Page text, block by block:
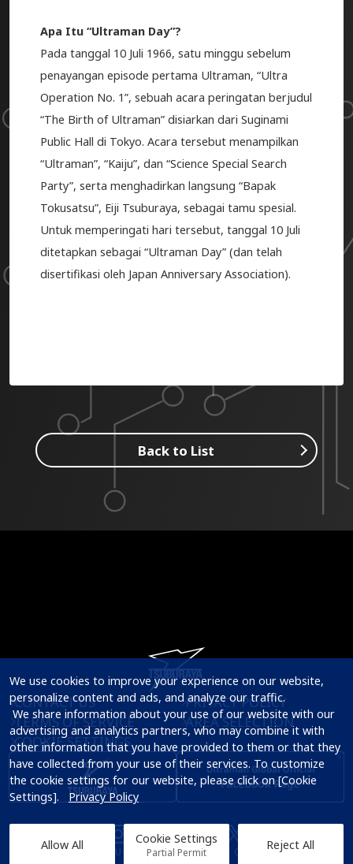
Apa Itu “Ultraman Day”?
Pada tanggal 10 Juli 1966, satu minggu sebelum
penayangan episode pertama Ultraman, “Ultra
Operation No. 1”, sebuah acara peringatan berjudul
“The Birth of Ultraman” disiarkan dari Suginami
Public Hall di Tokyo. Acara tersebut menampilkan
“Ultraman”, “Kaiju”, dan “Science Special Search
Party”, serta menghadirkan langsung “Bapak
Tokusatsu”, Eiji Tsuburaya, sebagai tamu spesial.
Untuk memperingati hari tersebut, tanggal 10 Juli
ditetapkan sebagai “Ultraman Day” (dan telah
disertifikasi oleh Japan Anniversary Association).
Back to List
CONTACT US
PRIVACY POLICY
TERMS OF SERVICE
AREA SELECTION
COOKIE SETTINGS
© TSUBURAYA PRODUCTIONS Co., Ltd.
We use cookies to improve your experience on our website,
personalize content and ads, and analyze our traffic.
advertising and analytics partners, who may combine it with
other information that you have provided to them or that they
have collected from your use of their services. To customize
the cookie settings for our website, please click on [Cookie
Settings]. Privacy Policy
Allow All Cookie Settings
Partial Permit Reject All